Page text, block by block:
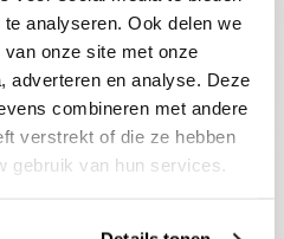
analyseren. Ook delen we
onze site met onze
adverteren en analyse. Deze
combineren met andere
verstrekt of die ze hebben
gebruik van hun services.